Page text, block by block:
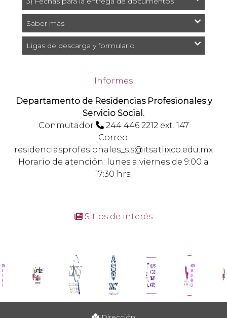
Saber más
Ligas de descarga y formulario
Informes
Departamento de Residencias Profesionales y
Servicio Social.
Conmutador
244 446 2212 ext. 147
Correo:
residenciasprofesionales_s.s@itsatlixco.edu.mx
Horario de atención: lunes a viernes de 9:00 a
17:30 hrs.
Sitios de interés